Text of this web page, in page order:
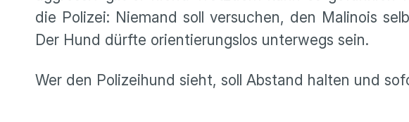
die Polizei: Niemand soll versuchen, den Malinois
Der Hund dürfte orientierungslos unterwegs sein.
Wer den Polizeihund sieht, soll Abstand halten und